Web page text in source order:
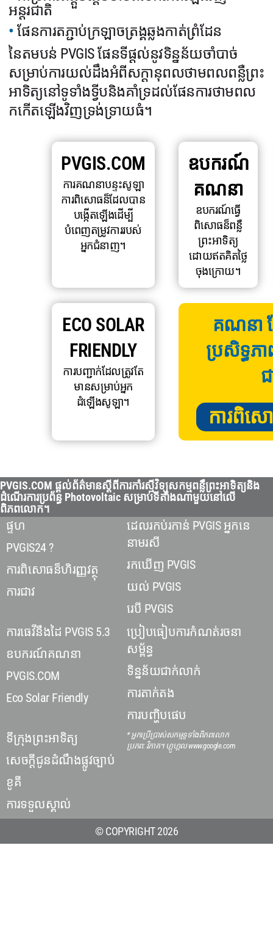
អន្តរជាតិ
ផែនការតភ្ជាប់ក្រឡាចត្រង្គឆ្លងកាត់ព្រំដែន
នៃតមបន់ PVGIS ផែនទីផ្តល់នូវទិន្នន័យចាំបាច់
សម្រាប់ការយល់ដឹងអំពីសក្តានុពលថាមពលពន្លឺព្រះ
អាទិត្យនៅទូទាំងទ្វីបនិងគាំទ្រដល់ផែនការថាមពល
កកើតឡើងវិញទ្រង់ទ្រាយធំ។
PVGIS.COM
ការគណនាបន្ទះសូឡា
ការពិសោធន៏ដែលបាន
បង្កើតឡើងដើម្បី
បំពេញតម្រូវការរបស់
អ្នកជំនាញ។
ឧបករណ៍
គណនា
ឧបករណ៍ធ្វើ
ពិសោធន៏ពន្លឺ
ព្រះអាទិត្យ
ដោយឥតគិតថ្លៃ
ចុងក្រោយ។
ECO SOLAR
FRIENDLY
ការបញ្ជាក់ដែលត្រូវតែ
មានសម្រាប់អ្នក
ដំឡើងសូឡា។
គណនា ក្
ប្រសិទ្ធភ
ការពិស
PVGIS.COM ផ្តល់ព័ត៌មានស្តីពីការកាំរស្មីវិទ្យុសកម្មពន្លឺព្រះអាទិត្យនិង
ដំណើរការប្រព័ន្ធ Photovoltaic សម្រាប់ទីតាំងណាមួយនៅលើ
ពិភពលោក។
ផ្ទហ
PVGIS24 ?
ការពិសោធន៏ហិរញ្ញវត្ថុ
ការជាវ
ការធេវីនឹងដៃ PVGIS 5.3
ឧបករណ៍គណនា
PVGIS.COM
Eco Solar Friendly
ទីក្រុងព្រះអាទិត្យ
សេចក្តីជូនដំណឹងផ្លូវច្បាប់
ខូគី
ការទទួលស្គាល់
ដេលរកប់រកាន់ PVGIS អ្នកនេ
នាមរសី
រកឃើញ PVGIS
យល់ PVGIS
រេបី PVGIS
ប្រៀបធៀបការកំណត់រចនា
សម្ព័ន្ធ
ទិន្នន័យជាក់លាក់
ការតាក់តង
ការបញ្ហិបផេប
* អ្នកប្រើប្រាស់សកម្មទូទាំងពិភពលោក
ប្រភព: វិភាគ។ ហ្គូហ្គល www.google.com
© COPYRIGHT 2026